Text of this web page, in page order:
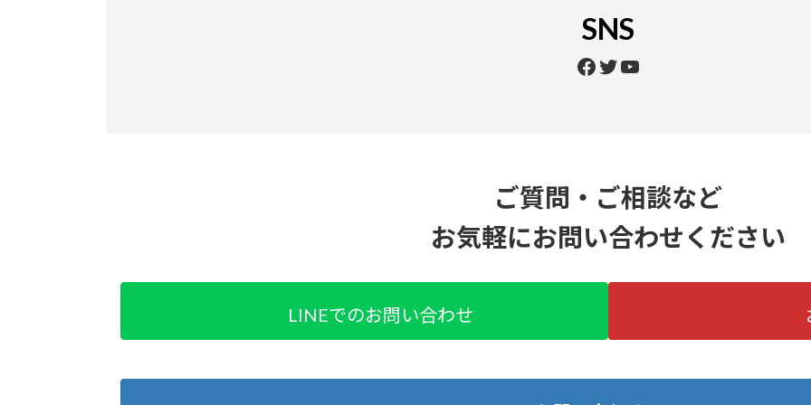
SNS
Facebook
Twitter
YouTube
ご質問・ご相談など
お気軽にお問い合わせください
LINEでのお問い合わせ